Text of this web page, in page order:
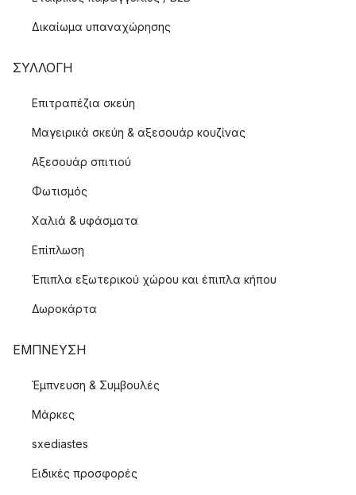
Δικαίωμα υπαναχώρησης
ΣΥΛΛΟΓΉ
Επιτραπέζια σκεύη
Μαγειρικά σκεύη & αξεσουάρ κουζίνας
Αξεσουάρ σπιτιού
Φωτισμός
Χαλιά & υφάσματα
Επίπλωση
Έπιπλα εξωτερικού χώρου και έπιπλα κήπου
Δωροκάρτα
ΈΜΠΝΕΥΣΗ
Έμπνευση & Συμβουλές
Μάρκες
sxediastes
Ειδικές προσφορές